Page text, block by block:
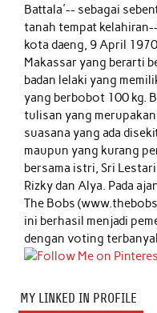
Battala'-- sebagai
tanah tempat
kota daeng, 9 April
Makassar yang berarti
badan lelaki yang
yang berbobot 100 kg.
tulisan yang
suasana yang ada
maupun yang kurang
bersama istri, Sri
Rizky dan Alya. Pada
The Bobs
ini berhasil menjadi
dengan voting
MY LINKED IN PROFILE